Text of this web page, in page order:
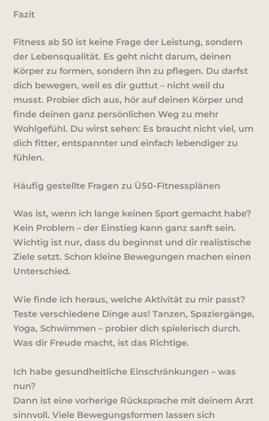
Fazit
Fitness ab 50 ist keine Frage der Leistung, sondern
der Lebensqualität. Es geht nicht darum, deinen
Körper zu formen, sondern ihn zu pflegen. Du darfst
dich bewegen, weil es dir guttut – nicht weil du
musst. Probier dich aus, hör auf deinen Körper und
finde deinen ganz persönlichen Weg zu mehr
Wohlgefühl. Du wirst sehen: Es braucht nicht viel, um
dich fitter, entspannter und einfach lebendiger zu
fühlen.
Häufig gestellte Fragen zu Ü50-Fitnessplänen
Was ist, wenn ich lange keinen Sport gemacht habe?
Kein Problem – der Einstieg kann ganz sanft sein.
Wichtig ist nur, dass du beginnst und dir realistische
Ziele setzt. Schon kleine Bewegungen machen einen
Unterschied.
Wie finde ich heraus, welche Aktivität zu mir passt?
Teste verschiedene Dinge aus! Tanzen, Spaziergänge,
Yoga, Schwimmen – probier dich spielerisch durch.
Was dir Freude macht, ist das Richtige.
Ich habe gesundheitliche Einschränkungen – was
nun?
Dann ist eine vorherige Rücksprache mit deinem Arzt
sinnvoll. Viele Bewegungsformen lassen sich